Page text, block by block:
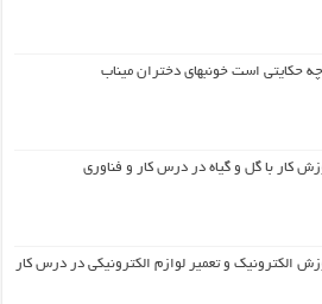
حکایتی است خونبهای دختران میناب
کار با گل و گیاه در درس کار و فناوری
الکترونیک و تعمیر لوازم الکترونیکی در درس کار